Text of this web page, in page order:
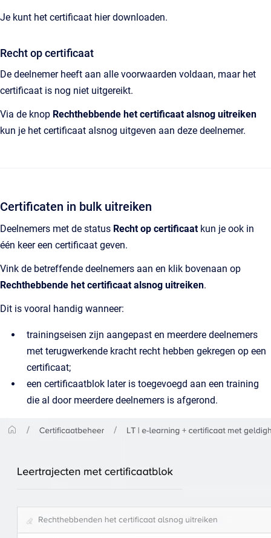
Je kunt het certificaat hier downloaden.
Recht op certificaat
De deelnemer heeft aan alle voorwaarden voldaan, maar het
certificaat is nog niet uitgereikt.
Via de knop Rechthebbende het certificaat alsnog uitreiken
kun je het certificaat alsnog uitgeven aan deze deelnemer.
Certificaten in bulk uitreiken
Deelnemers met de status Recht op certificaatkun je ook in
één keer een certificaat geven.
Vink de betreffende deelnemers aan en klik bovenaan op
Rechthebbende het certificaat alsnog uitreiken.
Dit is vooral handig wanneer:
trainingseisen zijn aangepast en meerdere deelnemers
met terugwerkende kracht recht hebben gekregen op een
certificaat;
een certificaatblok later is toegevoegd aan een training
die al door meerdere deelnemers is afgerond.